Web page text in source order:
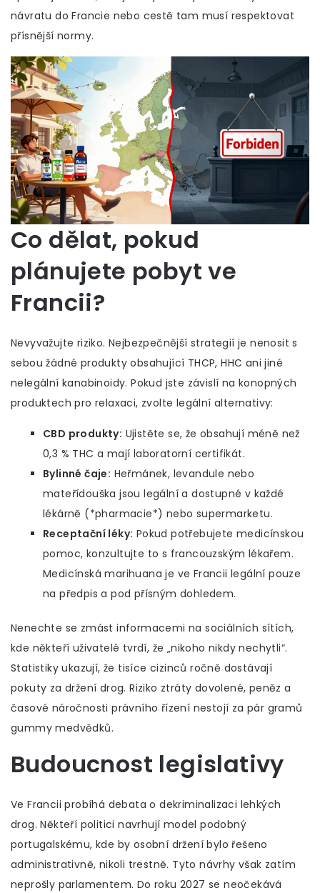
návratu do Francie nebo cestě tam musí respektovat
přísnější normy.
Co dělat, pokud
plánujete pobyt ve
Francii?
Nevyvažujte riziko. Nejbezpečnější strategií je nenosit s
sebou žádné produkty obsahující THCP, HHC ani jiné
nelegální kanabinoidy. Pokud jste závislí na konopných
produktech pro relaxaci, zvolte legální alternativy:
CBD produkty: Ujistěte se, že obsahují méně než
0,3 % THC a mají laboratorní certifikát.
Bylinné čaje: Heřmánek, levandule nebo
mateřídouška jsou legální a dostupné v každé
lékárně (*pharmacie*) nebo supermarketu.
Receptační léky: Pokud potřebujete medicínskou
pomoc, konzultujte to s francouzským lékařem.
Medicínská marihuana je ve Francii legální pouze
na předpis a pod přísným dohledem.
Nenechte se zmást informacemi na sociálních sítích,
kde někteří uživatelé tvrdí, že „nikoho nikdy nechytli“.
Statistiky ukazují, že tisíce cizinců ročně dostávají
pokuty za držení drog. Riziko ztráty dovolené, peněz a
časové náročnosti právního řízení nestojí za pár gramů
gummy medvědků.
Budoucnost legislativy
Ve Francii probíhá debata o dekriminalizaci lehkých
drog. Někteří politici navrhují model podobný
portugalskému, kde by osobní držení bylo řešeno
administrativně, nikoli trestně. Tyto návrhy však zatím
neprošly parlamentem. Do roku 2027 se neočekává